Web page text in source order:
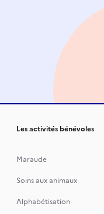
Les activités bénévoles
Maraude
Soins aux animaux
Alphabétisation